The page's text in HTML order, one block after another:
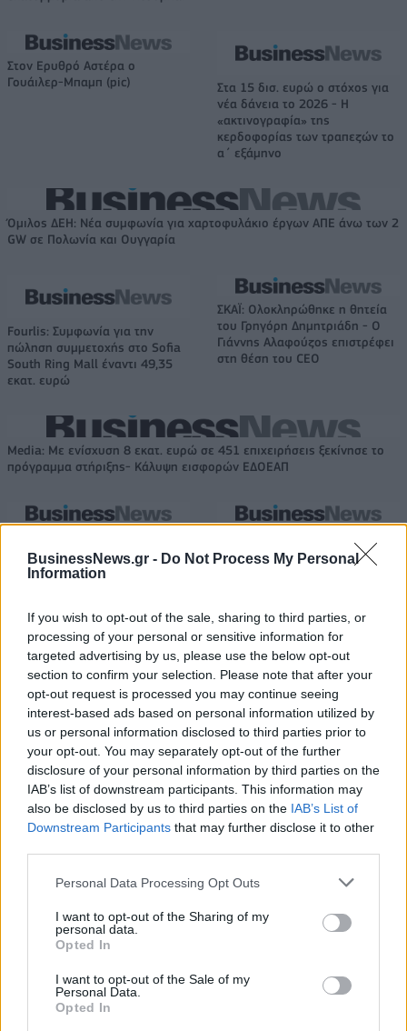
BusinessNews.gr - Do Not Process My Personal
Information
If you wish to opt-out of the sale, sharing to third parties, or
processing of your personal or sensitive information for
targeted advertising by us, please use the below opt-out
section to confirm your selection. Please note that after your
opt-out request is processed you may continue seeing
interest-based ads based on personal information utilized by
us or personal information disclosed to third parties prior to
your opt-out. You may separately opt-out of the further
disclosure of your personal information by third parties on the
IAB’s list of downstream participants. This information may
also be disclosed by us to third parties on the IAB’s List of
Downstream Participants that may further disclose it to other
Personal Data Processing Opt Outs
I want to opt-out of the Sharing of my
personal data.
Opted In
I want to opt-out of the Sale of my
Personal Data.
Opted In
Στον Ερυθρό Αστέρα ο
Γουάιλερ-Μπαμπ (pic)
Στα 15 δισ. ευρώ ο στόχος για
νέα δάνεια το 2026 - Η
«ακτινογραφία» της
κερδοφορίας των τραπεζών το
α΄ εξάμηνο
Όμιλος ΔΕΗ: Νέα συμφωνία για χαρτοφυλάκιο έργων ΑΠΕ άνω των 2
GW σε Πολωνία και Ουγγαρία
Fourlis: Συμφωνία για την
πώληση συμμετοχής στο Sofia
South Ring Mall έναντι 49,35
εκατ. ευρώ
ΣΚΑΪ: Ολοκληρώθηκε η θητεία
του Γρηγόρη Δημητριάδη - Ο
Γιάννης Αλαφούζος επιστρέφει
στη θέση του CEO
Media: Με ενίσχυση 8 εκατ. ευρώ σε 451 επιχειρήσεις ξεκίνησε το
πρόγραμμα στήριξης- Κάλυψη εισφορών ΕΔΟΕΑΠ
μπαταριών για τα υβριδικά της
ευρωπαϊκή
αυτοκινητοβιομηχανία
Νέο Audi A2 e-tron με στόχο την κορυφή της αποδοτικότητας
Μακάμπι Τελ Αβίβ: Ανακοίνωσε
τον Κίτον Γουάλας (pic)
«Η οικογένεια Μπας φέρεται να
βρίσκεται κοντά στην απόκτηση
της Βιλερμπάν»
Χρηματιστήριο Αθηνών: Εβδομαδιαία άνοδος 1,76%, κέρδη 23,31%
από τις αρχές του έτους
Ελληνική Αναπτυξιακή Τράπεζα:
Με «προίκα» 2 δισ. ευρώ
ανοίγει δρόμο για δάνεια έως 5
Υπ. Μεταφορών: Οριστική λύση
στο ζήτημα των πινακίδων